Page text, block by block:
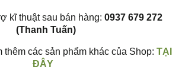
kĩ thuật sau bán hàng:0937 679 272
(Thanh Tuấn)
thêm các sản phẩm khác của Shop:TẠI
ĐÂY